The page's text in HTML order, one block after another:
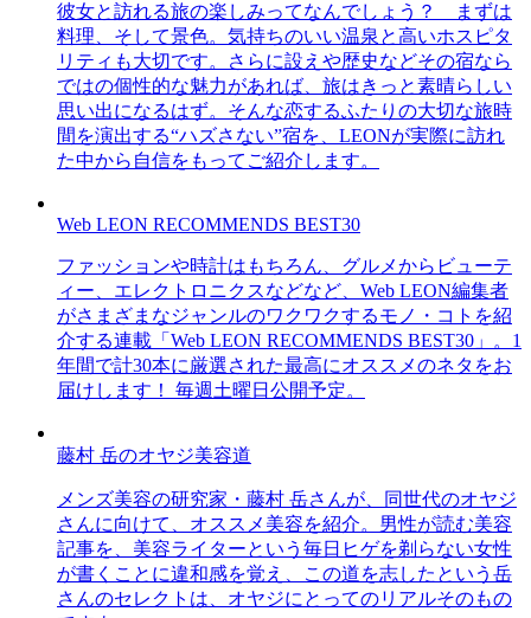
彼女と訪れる旅の楽しみってなんでしょう？ まずは
料理、そして景色。気持ちのいい温泉と高いホスピタ
リティも大切です。さらに設えや歴史などその宿なら
ではの個性的な魅力があれば、旅はきっと素晴らしい
思い出になるはず。そんな恋するふたりの大切な旅時
間を演出する“ハズさない”宿を、LEONが実際に訪れ
た中から自信をもってご紹介します。
Web LEON RECOMMENDS BEST30
ファッションや時計はもちろん、グルメからビューテ
ィー、エレクトロニクスなどなど、Web LEON編集者
がさまざまなジャンルのワクワクするモノ・コトを紹
介する連載「Web LEON RECOMMENDS BEST30」。1
年間で計30本に厳選された最高にオススメのネタをお
届けします！ 毎週土曜日公開予定。
藤村 岳のオヤジ美容道
メンズ美容の研究家・藤村 岳さんが、同世代のオヤジ
さんに向けて、オススメ美容を紹介。男性が読む美容
記事を、美容ライターという毎日ヒゲを剃らない女性
が書くことに違和感を覚え、この道を志したという岳
さんのセレクトは、オヤジにとってのリアルそのもの